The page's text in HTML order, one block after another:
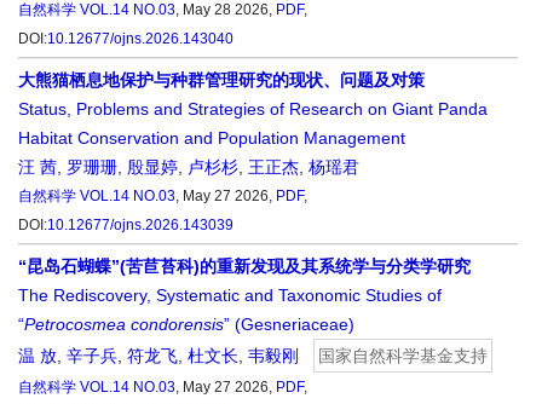
自然科学 VOL.14 NO.03, May 28 2026, PDF,
DOI:10.12677/ojns.2026.143040
大熊猫栖息地保护与种群管理研究的现状、问题及对策
Status, Problems and Strategies of Research on Giant Panda
Habitat Conservation and Population Management
汪 茜 罗珊珊 殷显婷 卢杉杉 王正杰 杨瑶君
自然科学 VOL.14 NO.03, May 27 2026, PDF,
DOI:10.12677/ojns.2026.143039
“昆岛石蝴蝶”(苦苣苔科)的重新发现及其系统学与分类学研究
The Rediscovery, Systematic and Taxonomic Studies of
“Petrocosmea condorensis” (Gesneriaceae)
温 放 辛子兵 符龙飞 杜文长 韦毅刚 国家自然科学基金支持
自然科学 VOL.14 NO.03, May 27 2026, PDF,